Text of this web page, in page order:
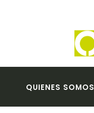
QUIENES SOMOS